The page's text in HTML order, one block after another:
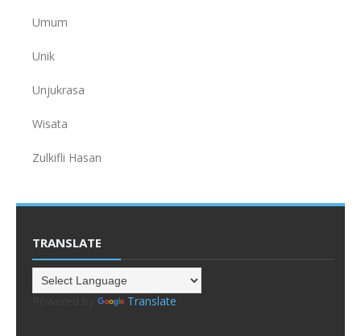
Umum
Unik
Unjukrasa
Wisata
Zulkifli Hasan
TRANSLATE
Translate